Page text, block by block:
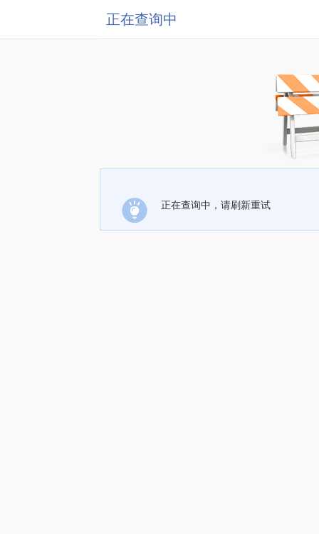
正在查询中
正在查询中，请刷新重试